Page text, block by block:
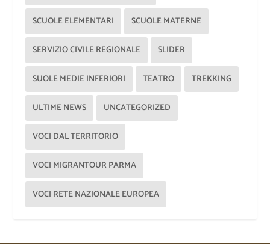
SCUOLE ELEMENTARI SCUOLE MATERNE
SERVIZIO CIVILE REGIONALE SLIDER
SUOLE MEDIE INFERIORI TEATRO TREKKING
ULTIME NEWS UNCATEGORIZED
VOCI DAL TERRITORIO
VOCI MIGRANTOUR PARMA
VOCI RETE NAZIONALE EUROPEA